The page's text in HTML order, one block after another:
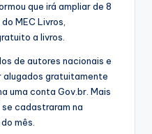
que irá ampliar de 8
MEC Livros,
a livros.
de autores nacionais e
alugados gratuitamente
uma conta Gov.br. Mais
cadastraram na
mês.